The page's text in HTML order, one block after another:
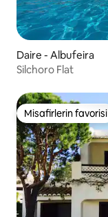
Daire - Albufeira
Silchoro Flat
Misafirlerin favorisi
Misafirlerin favorisi